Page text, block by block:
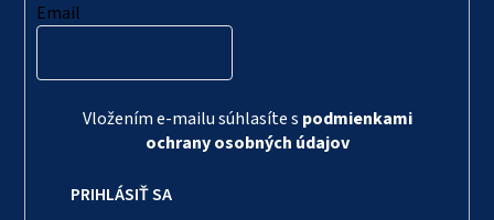
Email
Vložením e-mailu súhlasíte s podmienkami
ochrany osobných údajov
PRIHLÁSIŤ SA